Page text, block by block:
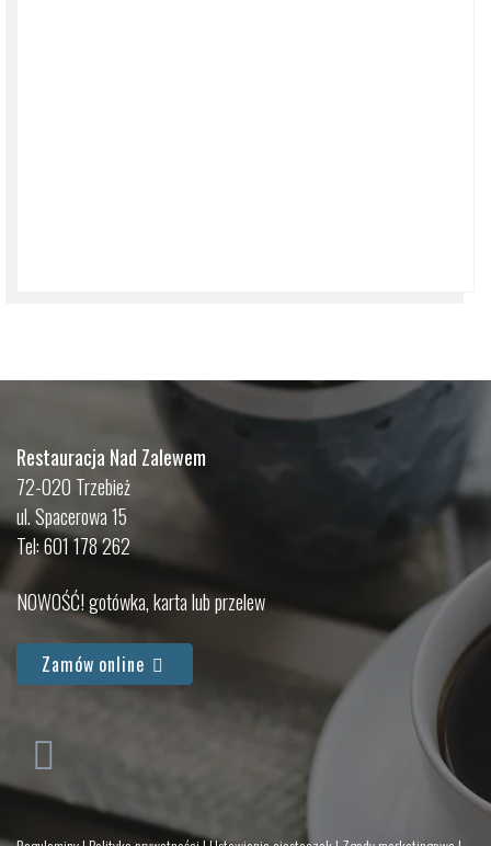
Restauracja Nad Zalewem
72-020 Trzebież
ul. Spacerowa 15
Tel: 601 178 262
NOWOŚĆ! gotówka, karta lub przelew
Zamów online